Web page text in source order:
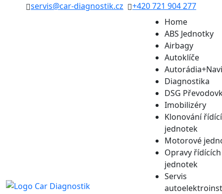
servis@car-diagnostik.cz
+420 721 904 277
Home
ABS Jednotky
Airbagy
Autoklíče
Diagnostika
DSG
Imobilizéry
Klonování
jednotek
Motorové
Opravy řídících
jednotek
Servis